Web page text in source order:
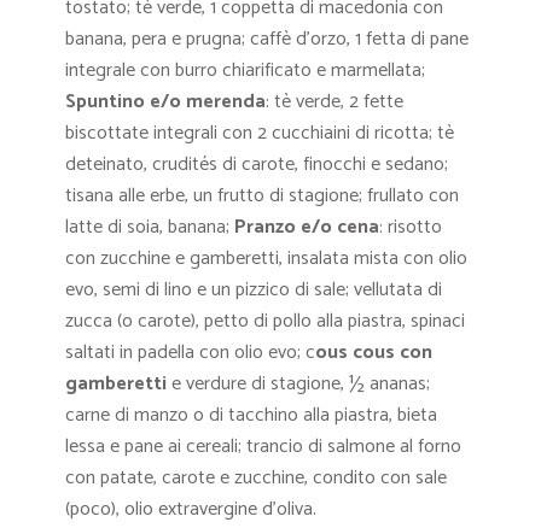
tostato; tè verde, 1 coppetta di macedonia con
banana, pera e prugna; caffè d’orzo, 1 fetta di pane
integrale con burro chiarificato e marmellata;
Spuntino e/o merenda: tè verde, 2 fette
biscottate integrali con 2 cucchiaini di ricotta; tè
deteinato, crudités di carote, finocchi e sedano;
tisana alle erbe, un frutto di stagione; frullato con
latte di soia, banana; Pranzo e/o cena: risotto
con zucchine e gamberetti, insalata mista con olio
evo, semi di lino e un pizzico di sale; vellutata di
zucca (o carote), petto di pollo alla piastra, spinaci
saltati in padella con olio evo; cous cous con
gamberettie verdure di stagione, ½ ananas;
carne di manzo o di tacchino alla piastra, bieta
lessa e pane ai cereali; trancio di salmone al forno
con patate, carote e zucchine, condito con sale
(poco), olio extravergine d’oliva.